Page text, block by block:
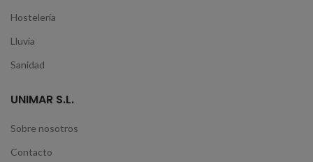
Hostelería
Lluvia
Sanidad
UNIMAR S.L.
Sobre nosotros
Contacto